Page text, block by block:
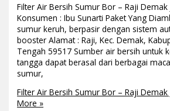
Filter Air Bersih Sumur Bor – Raji
Konsumen : Ibu Sunarti Paket Yang
sumur keruh, berpasir dengan sistem
booster Alamat : Raji, Kec. Demak,
Tengah 59517 Sumber air bersih untuk
tangga dapat berasal dari berbagai
sumur,
Filter Air Bersih Sumur Bor – Raji Demak
More »